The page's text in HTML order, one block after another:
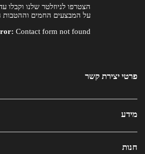
הצטרפו לניוזלטר שלנו וקבלו
על המבצעים החמים וההטבות
Contact form not found.
פרטי יצירת קשר
מידע
חנות